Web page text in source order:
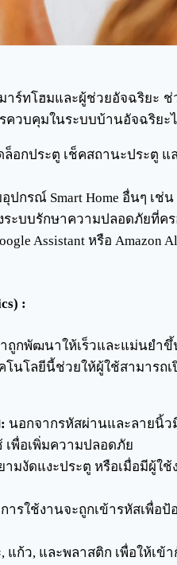
าร์ทโฮมและผู้ช่วยอัจฉริยะ
ควบคุมในระบบบ้านอัจฉริยะ
อกประตู เช็คสถานะประตู แ
ปกรณ์ Smart Home อื่นๆ เช่น
ระบบรักษาความปลอดภัยที่ค
Assistant หรือ Amazon
:
กพัฒนาให้เร็วและแม่นยำขึ้
นโลยีนี้ช่วยให้ผู้ใช้สามารถ
นอกจากรหัสผ่านและลายนิ้ว
เพื่อเพิ่มความปลอดภัย
ามงัดแงะประตู หรือเมื่อมีผู้ใ
รใช้งานจะถูกเข้ารหัสเพื่อป้
แก้ว, และพลาสติก เพื่อให้เข้